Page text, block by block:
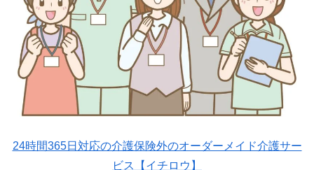
24時間365日対応の介護保険外のオーダーメイド介護サー
ビス【イチロウ】